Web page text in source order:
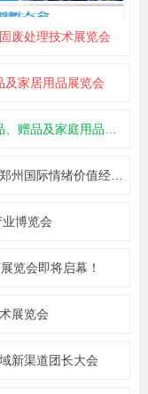
废处理技术展览会
家居用品展览会
及家庭用品展览会
情绪价值经济博览会
博览会
览会即将启幕！
展览会
新渠道团长大会